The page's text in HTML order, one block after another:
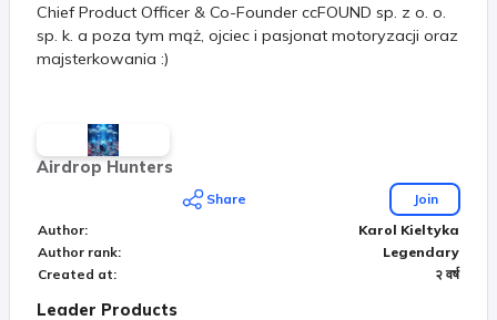
Chief Product Officer & Co-Founder ccFOUND sp. z o. o.
sp. k. a poza tym mąż, ojciec i pasjonat motoryzacji oraz
majsterkowania :)
Airdrop Hunters
Share
Join
Author:
Karol Kieltyka
Author rank:
Legendary
Created at: २ वर्ष
Leader Products